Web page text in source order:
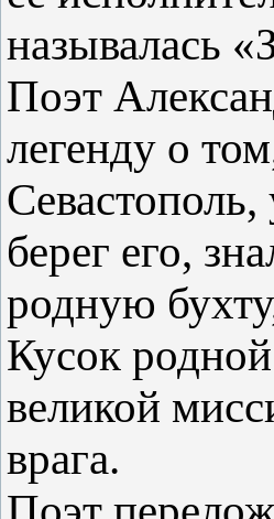
называлась
Поэт
легенду о
берег его,
родную
Кусок
великой
врага.